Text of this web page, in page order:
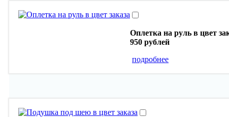
Оплетка на руль в цвет
950 рублей
подробнее